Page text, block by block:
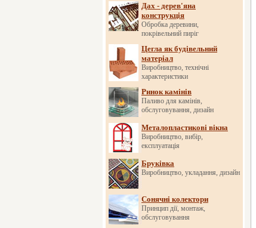
Дах - дерев'яна
конструкція
Обробка деревини,
покрівельний пиріг
Цегла як будівельний
матеріал
Виробництво, технічні
характеристики
Ринок камінів
Паливо для камінів,
обслуговування, дизайн
Металопластикові вікна
Виробництво, вибір,
експлуатація
Бруківка
Виробництво, укладання, дизайн
Сонячні колектори
Принцип дії, монтаж,
обслуговування